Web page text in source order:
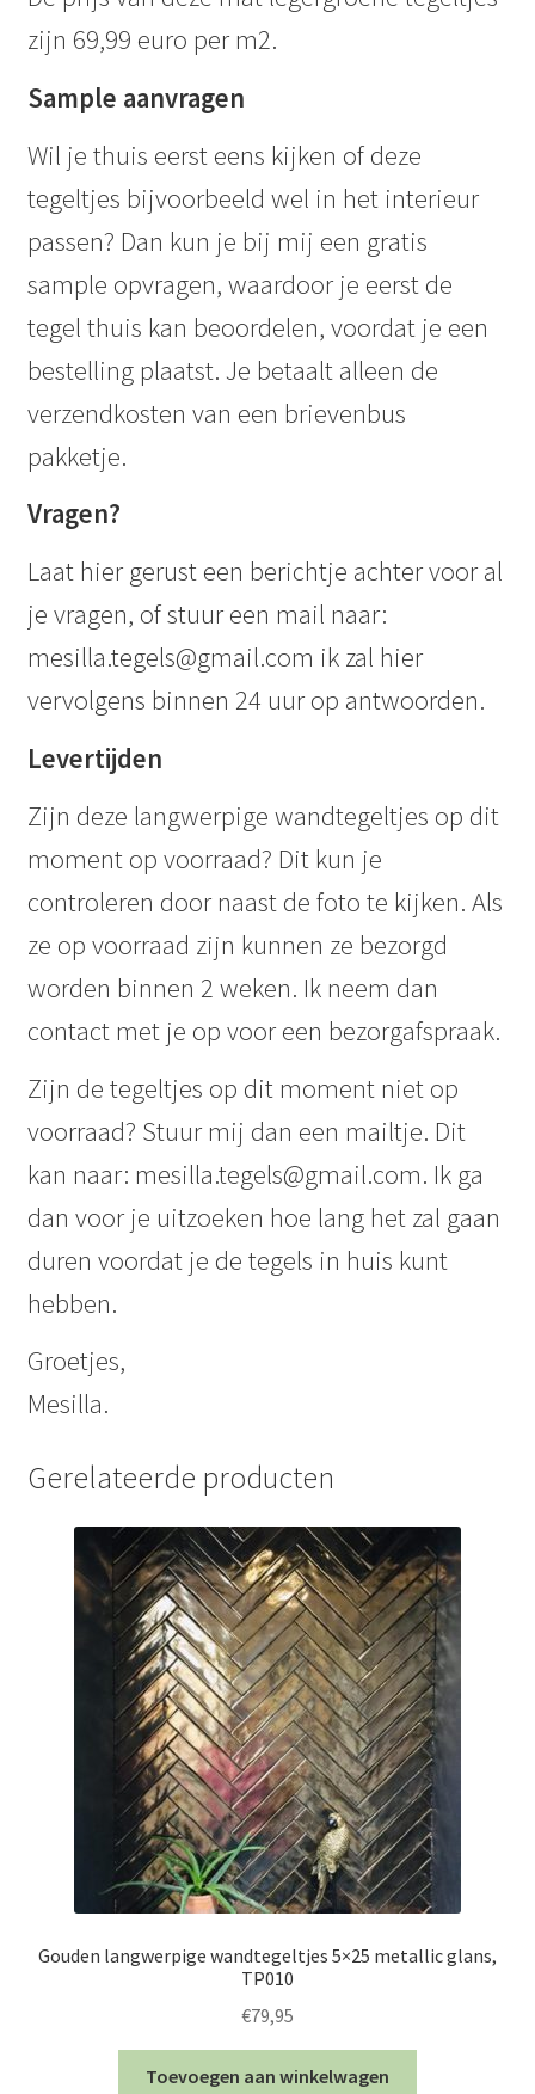
zijn 69,99 euro per m2.
Sample aanvragen
Wil je thuis eerst eens kijken of deze
tegeltjes bijvoorbeeld wel in het interieur
passen? Dan kun je bij mij een gratis
sample opvragen, waardoor je eerst de
tegel thuis kan beoordelen, voordat je een
bestelling plaatst. Je betaalt alleen de
verzendkosten van een brievenbus
pakketje.
Vragen?
Laat hier gerust een berichtje achter voor al
je vragen, of stuur een mail naar:
mesilla.tegels@gmail.com ik zal hier
vervolgens binnen 24 uur op antwoorden.
Levertijden
Zijn deze langwerpige wandtegeltjes op dit
moment op voorraad? Dit kun je
controleren door naast de foto te kijken. Als
ze op voorraad zijn kunnen ze bezorgd
worden binnen 2 weken. Ik neem dan
contact met je op voor een bezorgafspraak.
Zijn de tegeltjes op dit moment niet op
voorraad? Stuur mij dan een mailtje. Dit
kan naar: mesilla.tegels@gmail.com. Ik ga
dan voor je uitzoeken hoe lang het zal gaan
duren voordat je de tegels in huis kunt
hebben.
Groetjes,
Mesilla.
Gerelateerde producten
Gouden langwerpige wandtegeltjes 5×25 metallic glans,
TP010
€79,95
Toevoegen aan winkelwagen